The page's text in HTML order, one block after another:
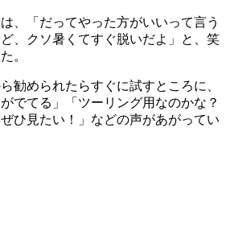
、「だってやった方がいいって言う
、クソ暑くてすぐ脱いだよ」と、笑
。
勧められたらすぐに試すところに、
でてる」「ツーリング用なのかな？
ひ見たい！」などの声があがってい